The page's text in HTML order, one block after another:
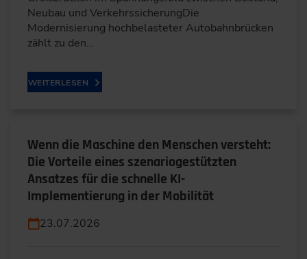
Neubau und VerkehrssicherungDie
Modernisierung hochbelasteter Autobahnbrücken
zählt zu den…
WEITERLESEN
Wenn die Maschine den Menschen versteht:
Die Vorteile eines szenariogestützten
Ansatzes für die schnelle KI-
Implementierung in der Mobilität
23.07.2026